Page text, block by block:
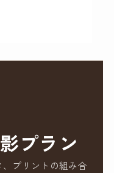
プラン
プリントの組み合